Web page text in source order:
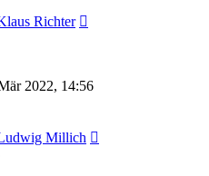
Richter
2022, 14:56
Millich